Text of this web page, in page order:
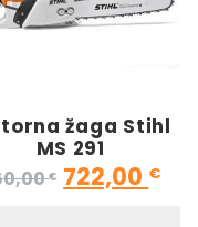
žaga Stihl
MS 291
€ Izvirna
722,00 €